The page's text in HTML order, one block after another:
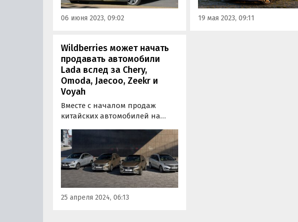
06 июня 2023, 09:02
запасом…
19 мая 2023, 09:11
Wildberries может начать
продавать автомобили
Lada вслед за Chery,
Omoda, Jaecoo, Zeekr и
Voyah
Вместе с началом продаж
китайских автомобилей на
начаться и реализация
отечественных моделей LADA.
Основатель компании Татьяна
Бакальчук рассказала о
текущих переговорах с
«АвтоВАЗом» на эту тему во
время международного…
25 апреля 2024, 06:13